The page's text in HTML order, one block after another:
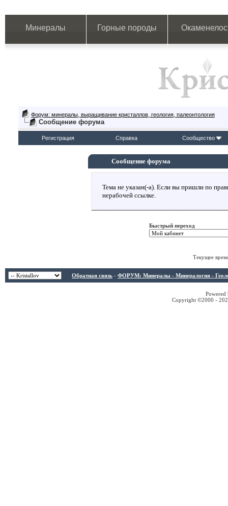
Минералы Горные породы
Форум: минералы, выращивание кристаллов, геология, палеонтология
Сообщение форума
Регистрация Справка Сообщество
Сообщение форума
Тема не указан(-а). Если вы пришли по
нерабочей ссылке.
Быстрый переход
Текущее
Обратная связь - ФОРУМ: Минералы - Минералогия -
Copyright ©2000 -